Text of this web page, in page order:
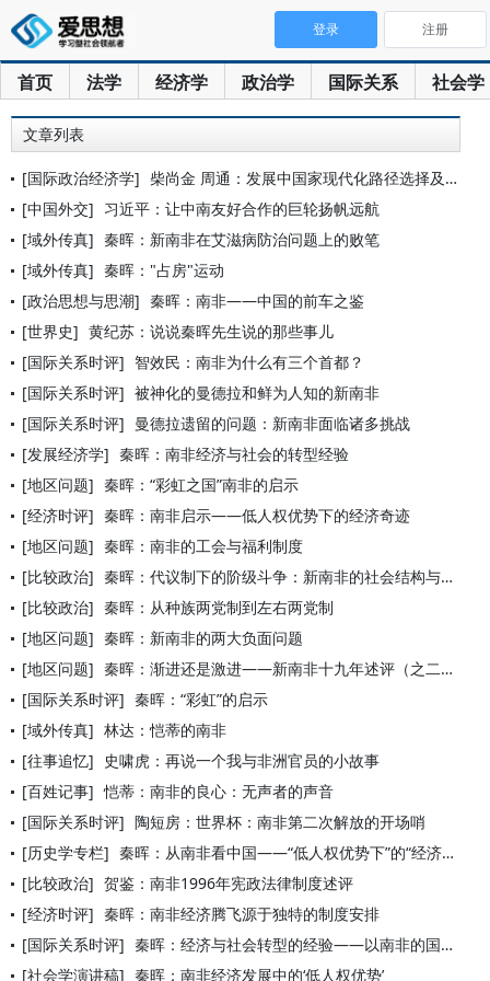
首页 法学 经济学 政治学 国际关系 社会学
登录 注册
文章列表
[国际政治经济学] 柴尚金 周通：发展中国家现代化路径选择及其经验教训——以印度
[中国外交] 习近平：让中南友好合作的巨轮扬帆远航
[域外传真] 秦晖：新南非在艾滋病防治问题上的败笔
[域外传真] 秦晖："占房"运动
[政治思想与思潮] 秦晖：南非——中国的前车之鉴
[世界史] 黄纪苏：说说秦晖先生说的那些事儿
[国际关系时评] 智效民：南非为什么有三个首都？
[国际关系时评] 被神化的曼德拉和鲜为人知的新南非
[国际关系时评] 曼德拉遗留的问题：新南非面临诸多挑战
[发展经济学] 秦晖：南非经济与社会的转型经验
[地区问题] 秦晖：“彩虹之国”南非的启示
[经济时评] 秦晖：南非启示——低人权优势下的经济奇迹
[地区问题] 秦晖：南非的工会与福利制度
[比较政治] 秦晖：代议制下的阶级斗争：新南非的社会结构与民主政治
[比较政治] 秦晖：从种族两党制到左右两党制
[地区问题] 秦晖：新南非的两大负面问题
[地区问题] 秦晖：渐进还是激进——新南非十九年述评（之二）
[国际关系时评] 秦晖：“彩虹”的启示
[域外传真] 林达：恺蒂的南非
[往事追忆]
史啸虎：再说一个我与非洲官员的小故事
[百姓记事] 恺蒂：南非的良心：无声者的声音
[国际关系时评] 陶短房：世界杯：南非第二次解放的开场哨
[历史学专栏] 秦晖：从南非看中国——“低人权优势下”的“经济奇迹”
[比较政治] 贺鉴：南非1996年宪政法律制度述评
[经济时评] 秦晖：南非经济腾飞源于独特的制度安排
[国际关系时评] 秦晖：经济与社会转型的经验——以南非的国家转型为例
[社会学演讲稿] 秦晖：南非经济发展中的‘低人权优势’